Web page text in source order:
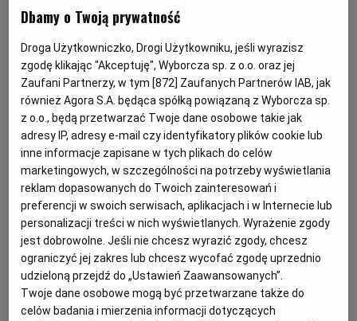
KIELCE
KOSZALIN
KRAKÓW
LUBLIN
ŁÓDŹ
OLSZTYN
SŁÓWKA. MAGAZYN O JĘZYKU
GAZETA.PL
TOK FM
SPORT.PL
PUBLIO.PL
KULTURALNYSKLEP.PL
DZIECKO
Podjąłem zobowiązanie noworoczne: nauczę się
podstaw degustacji sake. Los mi sprzyjał, bo mniej
więcej w tym samym czasie poznałem Marcina
Konkołowicza. Konkołowicz mieszkał przez ponad
sześć lat w Tokio, jest współwłaścicielem Go4Poland,
firmy ułatwiającej kontakty biznesowe między Japonią
a Polską. A niedawno założył drugą spółkę, Toranoko,
zajmującą się importem japońskich alkoholi. -
Wkurzało mnie - mówi Konkołowicz - że nie można u
nas dostać dobrych, oryginalnych produktów.
Japończycy też byli zainteresowani eksportem: u nich
Dbamy o Twoją prywatność
Droga Użytkowniczko, Drogi Użytkowniku, jeśli wyrazisz
zgodę klikając "Akceptuję", Wyborcza sp. z o.o. oraz jej
Zaufani Partnerzy, w tym [872] Zaufanych Partnerów IAB, jak
również Agora S.A. będąca spółką powiązaną z Wyborcza sp.
z o.o., będą przetwarzać Twoje dane osobowe takie jak
adresy IP, adresy e-mail czy identyfikatory plików cookie lub
inne informacje zapisane w tych plikach do celów
marketingowych, w szczególności na potrzeby wyświetlania
reklam dopasowanych do Twoich zainteresowań i
preferencji w swoich serwisach, aplikacjach i w Internecie lub
personalizacji treści w nich wyświetlanych. Wyrażenie zgody
jest dobrowolne. Jeśli nie chcesz wyrazić zgody, chcesz
ograniczyć jej zakres lub chcesz wycofać zgodę uprzednio
udzieloną przejdź do „Ustawień Zaawansowanych”.
Twoje dane osobowe mogą być przetwarzane także do
celów badania i mierzenia informacji dotyczących